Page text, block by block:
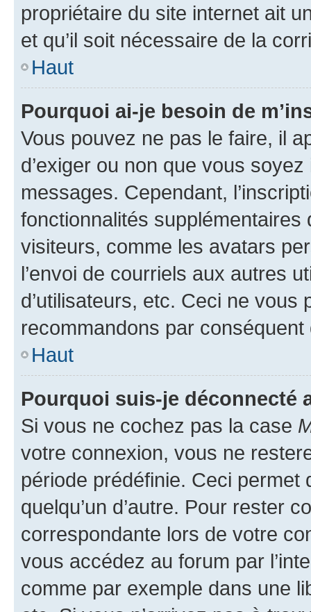
propriétaire du site internet ait
et qu’il soit nécessaire de la
Haut
Pourquoi ai-je besoin de
Vous pouvez ne pas le faire, il
d’exiger ou non que vous
messages. Cependant,
fonctionnalités
visiteurs, comme les avatars
l’envoi de courriels aux autres
d’utilisateurs, etc. Ceci ne vous
recommandons par conséquent
Haut
Pourquoi suis-je déconnecté
Si vous ne cochez pas la case
votre connexion, vous ne
période prédéfinie. Ceci permet
quelqu’un d’autre. Pour rester
correspondante lors de votre
vous accédez au forum par
comme par exemple dans une